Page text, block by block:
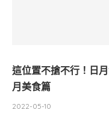
這位置不搶不行！日
月美食篇
2022-05-10